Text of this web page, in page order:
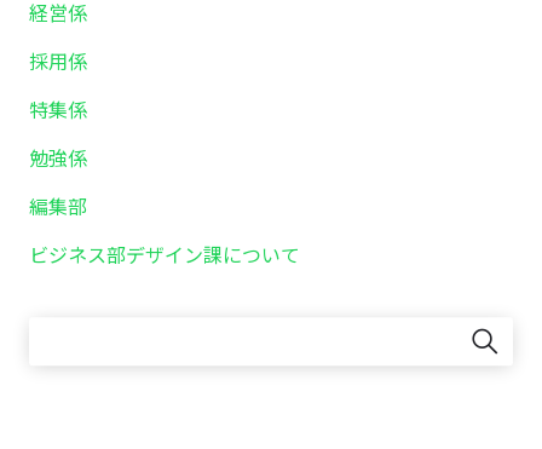
経営係
採用係
特集係
勉強係
編集部
ビジネス部デザイン課について